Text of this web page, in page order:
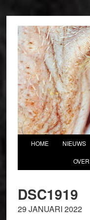
HOME NIEUWS
DSC1919
29 JANUARI 2022